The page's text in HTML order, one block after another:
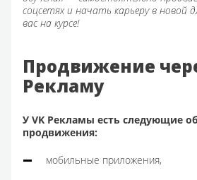
соцсетях и начать карьеру в новой
вас на курсе!
Продвижение
Рекламу
У VK Рекламы есть следующие
продвижения:
мобильные приложения,